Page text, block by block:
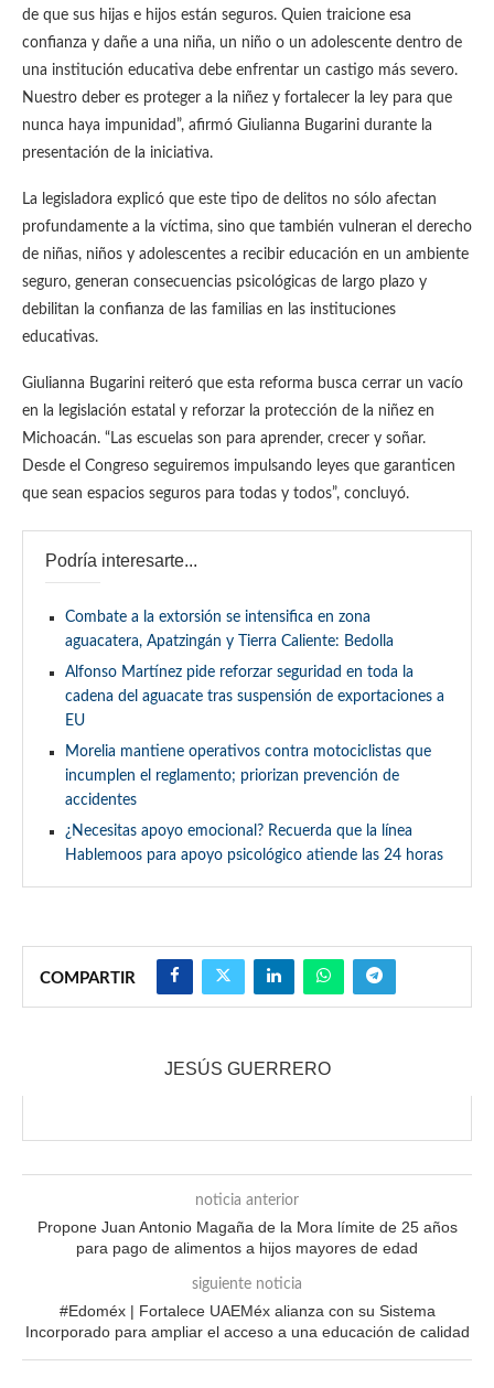
de que sus hijas e hijos están seguros. Quien traicione esa
confianza y dañe a una niña, un niño o un adolescente dentro de
una institución educativa debe enfrentar un castigo más severo.
Nuestro deber es proteger a la niñez y fortalecer la ley para que
nunca haya impunidad”, afirmó Giulianna Bugarini durante la
presentación de la iniciativa.
La legisladora explicó que este tipo de delitos no sólo afectan
profundamente a la víctima, sino que también vulneran el derecho
de niñas, niños y adolescentes a recibir educación en un ambiente
seguro, generan consecuencias psicológicas de largo plazo y
debilitan la confianza de las familias en las instituciones
educativas.
Giulianna Bugarini reiteró que esta reforma busca cerrar un vacío
en la legislación estatal y reforzar la protección de la niñez en
Michoacán. “Las escuelas son para aprender, crecer y soñar.
Desde el Congreso seguiremos impulsando leyes que garanticen
que sean espacios seguros para todas y todos”, concluyó.
Podría interesarte...
Combate a la extorsión se intensifica en zona
aguacatera, Apatzingán y Tierra Caliente: Bedolla
Alfonso Martínez pide reforzar seguridad en toda la
cadena del aguacate tras suspensión de exportaciones a
EU
Morelia mantiene operativos contra motociclistas que
incumplen el reglamento; priorizan prevención de
accidentes
¿Necesitas apoyo emocional? Recuerda que la línea
Hablemoos para apoyo psicológico atiende las 24 horas
COMPARTIR
JESÚS GUERRERO
noticia anterior
Propone Juan Antonio Magaña de la Mora límite de 25 años
para pago de alimentos a hijos mayores de edad
siguiente noticia
#Edoméx | Fortalece UAEMéx alianza con su Sistema
Incorporado para ampliar el acceso a una educación de calidad